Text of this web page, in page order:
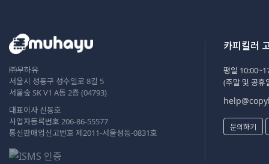
㈜무하유
서울시 성동구 성수일로 8길 5
서울숲 SK V1 A동 2층 (04793)
대표이사 신동호
사업자등록번호 206-86-55577
통신판매업신고번호 제2011-서울성동-0831호
카피킬러
평일
(주말 및 공휴
문의하기